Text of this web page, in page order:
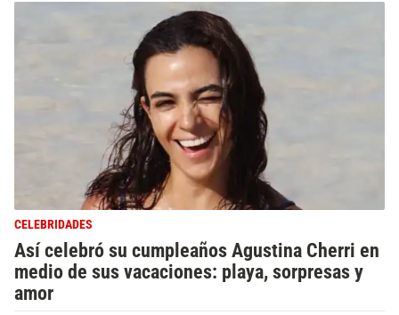
CELEBRIDADES
Así celebró su cumpleaños Agustina Cherri en
medio de sus vacaciones: playa, sorpresas y
amor